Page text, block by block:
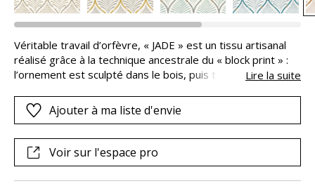
Véritable travail d’orfèvre, « JADE » est un tissu artisanal
réalisé grâce à la technique ancestrale du « block print » :
l’ornement est sculpté dans le bois, puis tamponné pour
points de broderies, alignés comme des colliers de perles,
dans des associations de couleurs harmonieuses, ou en
Lire la suite
Ajouter à ma liste d'envie
Voir sur l'espace pro